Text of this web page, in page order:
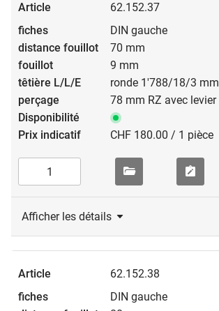
62.152.37
DIN gauche
70 mm
9 mm
ronde 1'788/18/3 mm
78 mm RZ avec levier
CHF 180.00 / 1 pièce
Afficher les détails
62.152.38
DIN gauche